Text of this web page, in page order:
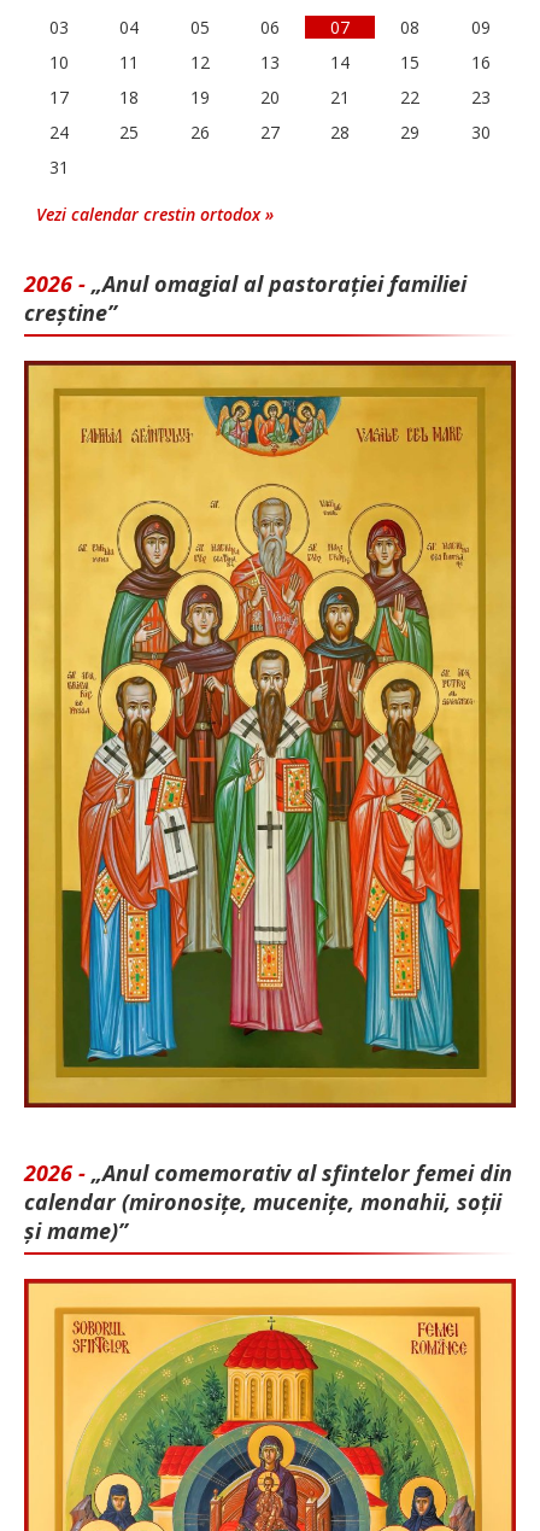
03
04 05 06 07 08
09
10
11 12 13 14 15
16
17
18 19 20 21 22
23
24
25 26 27 28 29
30
31
Vezi calendar crestin ortodox »
2026 - „Anul omagial al pastorației familiei
creștine”
2026 - „Anul comemorativ al sfintelor femei din
calendar (mironosițe, mu­cenițe, monahii, soții
și mame)”